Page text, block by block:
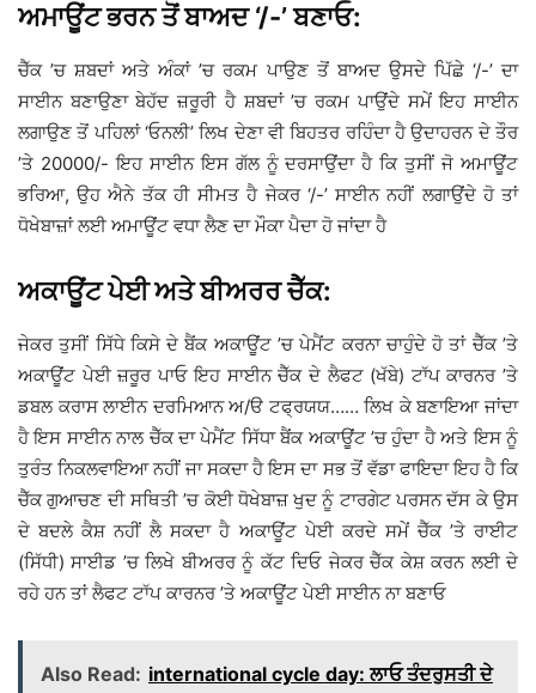
ਅਮਾਊਂਟ ਭਰਨ ਤੋਂ ਬਾਅਦ ‘/-’ ਬਣਾਓ:
ਚੈੱਕ ’ਚ ਸ਼ਬਦਾਂ ਅਤੇ ਅੰਕਾਂ ’ਚ ਰਕਮ ਪਾਉਣ ਤੋਂ ਬਾਅਦ ਉਸਦੇ ਪਿੱਛੇ ‘/-’ ਦਾ
ਸਾਈਨ ਬਣਾਉਣਾ ਬੇਹੱਦ ਜ਼ਰੂਰੀ ਹੈ ਸ਼ਬਦਾਂ ’ਚ ਰਕਮ ਪਾਉਂਦੇ ਸਮੇਂ ਇਹ ਸਾਈਨ
ਲਗਾਉਣ ਤੋਂ ਪਹਿਲਾਂ ‘ਓਨਲੀ’ ਲਿਖ ਦੇਣਾ ਵੀ ਬਿਹਤਰ ਰਹਿੰਦਾ ਹੈ ਉਦਾਹਰਨ ਦੇ ਤੌਰ
’ਤੇ 20000/- ਇਹ ਸਾਈਨ ਇਸ ਗੱਲ ਨੂੰ ਦਰਸਾਉਂਦਾ ਹੈ ਕਿ ਤੁਸੀਂ ਜੋ ਅਮਾਊਂਟ
ਭਰਿਆ, ਉਹ ਐਨੇ ਤੱਕ ਹੀ ਸੀਮਤ ਹੈ ਜੇਕਰ ‘/-’ ਸਾਈਨ ਨਹੀਂ ਲਗਾਉਂਦੇ ਹੋ ਤਾਂ
ਧੋਖੇਬਾਜ਼ਾਂ ਲਈ ਅਮਾਊਂਟ ਵਧਾ ਲੈਣ ਦਾ ਮੌਕਾ ਪੈਦਾ ਹੋ ਜਾਂਦਾ ਹੈ
ਅਕਾਊਂਟ ਪੇਈ ਅਤੇ ਬੀਅਰਰ ਚੈੱਕ:
ਜੇਕਰ ਤੁਸੀਂ ਸਿੱਧੇ ਕਿਸੇ ਦੇ ਬੈਂਕ ਅਕਾਊਂਟ ’ਚ ਪੇਮੈਂਟ ਕਰਨਾ ਚਾਹੁੰਦੇ ਹੋ ਤਾਂ ਚੈੱਕ ’ਤੇ
ਅਕਾਊਂਟ ਪੇਈ ਜ਼ਰੂਰ ਪਾਓ ਇਹ ਸਾਈਨ ਚੈੱਕ ਦੇ ਲੈਫਟ (ਖੱਬੇ) ਟਾੱਪ ਕਾਰਨਰ ’ਤੇ
ਡਬਲ ਕਰਾਸ ਲਾਈਨ ਦਰਮਿਆਨ ਅ/ੳ ਟਫ੍ਰਯਯ…… ਲਿਖ ਕੇ ਬਣਾਇਆ ਜਾਂਦਾ
ਹੈ ਇਸ ਸਾਈਨ ਨਾਲ ਚੈੱਕ ਦਾ ਪੇਮੈਂਟ ਸਿੱਧਾ ਬੈਂਕ ਅਕਾਊਂਟ ’ਚ ਹੁੰਦਾ ਹੈ ਅਤੇ ਇਸ ਨੂੰ
ਤੁਰੰਤ ਨਿਕਲਵਾਇਆ ਨਹੀਂ ਜਾ ਸਕਦਾ ਹੈ ਇਸ ਦਾ ਸਭ ਤੋਂ ਵੱਡਾ ਫਾਇਦਾ ਇਹ ਹੈ ਕਿ
ਚੈੱਕ ਗੁਆਚਣ ਦੀ ਸਥਿਤੀ ’ਚ ਕੋਈ ਧੋਖੇਬਾਜ਼ ਖੁਦ ਨੂੰ ਟਾਰਗੇਟ ਪਰਸਨ ਦੱਸ ਕੇ ਉਸ
ਦੇ ਬਦਲੇ ਕੈਸ਼ ਨਹੀਂ ਲੈ ਸਕਦਾ ਹੈ ਅਕਾਊਂਟ ਪੇਈ ਕਰਦੇ ਸਮੇਂ ਚੈੱਕ ’ਤੇ ਰਾਈਟ
(ਸਿੱਧੀ) ਸਾਈਡ ’ਚ ਲਿਖੇ ਬੀਅਰਰ ਨੂੰ ਕੱਟ ਦਿਓ ਜੇਕਰ ਚੈੱਕ ਕੇਸ਼ ਕਰਨ ਲਈ ਦੇ
ਰਹੇ ਹਨ ਤਾਂ ਲੈਫਟ ਟਾੱਪ ਕਾਰਨਰ ’ਤੇ ਅਕਾਊਂਟ ਪੇਈ ਸਾਈਨ ਨਾ ਬਣਾਓ
Also Read: international cycle day: ਲਾਓ ਤੰਦਰੁਸਤੀ ਦੇ